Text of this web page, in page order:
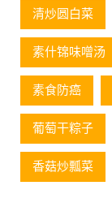
清炒圆白菜
素什锦味噌汤
素食防癌
葡萄⼲粽⼦
香菇炒瓢菜